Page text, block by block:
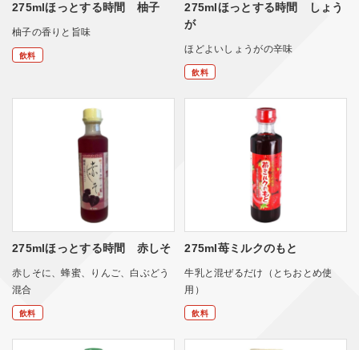
275mlほっとする時間 柚子
柚子の香りと旨味
飲料
275mlほっとする時間 しょう
が
ほどよいしょうがの辛味
飲料
275mlほっとする時間 赤しそ
赤しそに、蜂蜜、りんご、白ぶどう
混合
飲料
275ml苺ミルクのもと
牛乳と混ぜるだけ（とちおとめ使
用）
飲料